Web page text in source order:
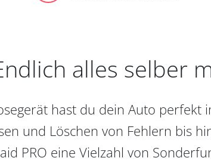
alles selber
hast du dein Auto perfekt
und Löschen von Fehlern bis
PRO eine Vielzahl von